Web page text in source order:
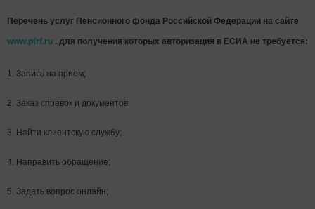
Перечень услуг Пенсионного фонда Российской Федерации на сайте
www.pfrf.ru , для получения которых авторизация в ЕСИА не требуется:
1. Запись на прием;
2. Заказ справок и документов;
3. Найти клиентскую службу;
4. Направить обращение;
5. Задать вопрос онлайн;